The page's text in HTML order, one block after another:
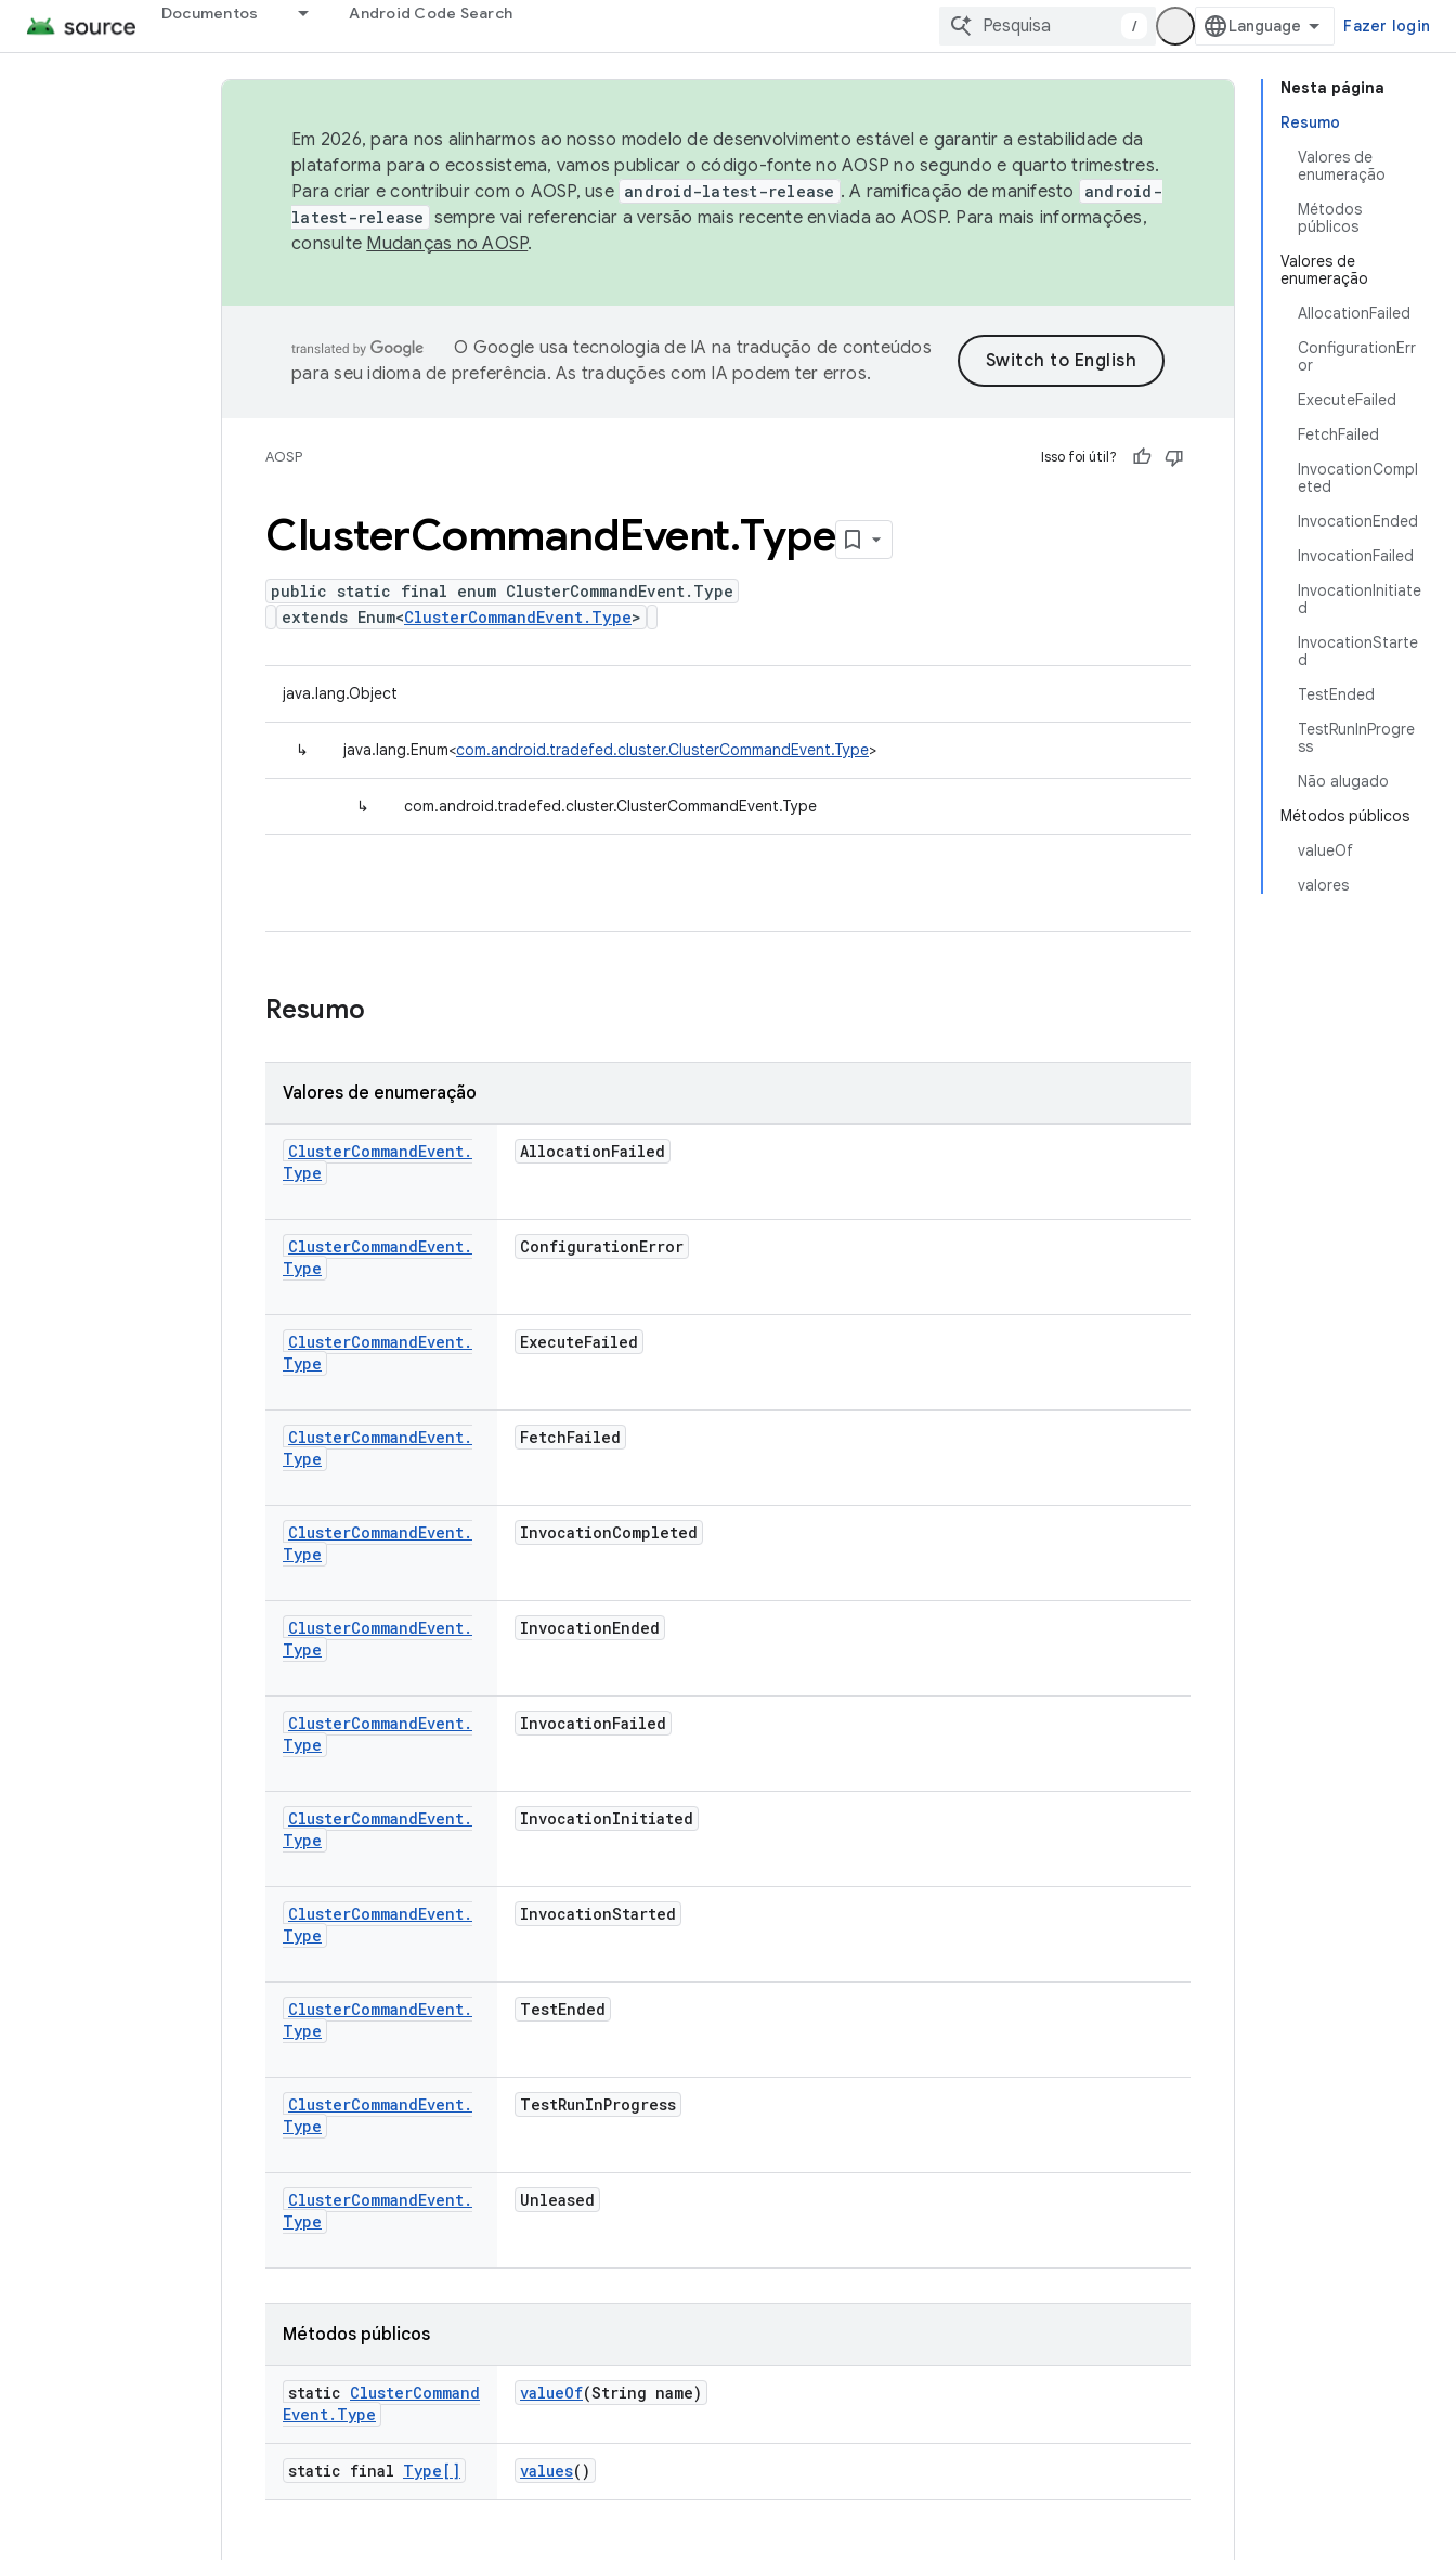
Documentos Android Code Search
/ Fazer login
Nesta página
Resumo
Valores de
enumeração
Métodos
públicos
Valores de
enumeração
AllocationFailed
ConfigurationErr
or
ExecuteFailed
FetchFailed
InvocationCompl
eted
InvocationEnded
InvocationFailed
InvocationInitiate
d
InvocationStarte
d
TestEnded
TestRunInProgre
ss
Não alugado
Métodos públicos
valueOf
valores
Em 2026, para nos alinharmos ao nosso modelo de desenvolvimento estável e garantir a estabilidade da
plataforma para o ecossistema, vamos publicar o código-fonte no AOSP no segundo e quarto trimestres.
Para criar e contribuir com o AOSP, use android-latest-release . A ramificação de manifesto
android-
latest-release sempre vai referenciar a versão mais recente enviada ao AOSP. Para mais informações,
consulte Mudanças no AOSP.
O Google usa tecnologia de IA na tradução de conteúdos
para seu idioma de preferência. As traduções com IA podem ter erros.
AOSP Isso foi útil?
ClusterCommandEvent.Type
public static final enum ClusterCommandEvent.Type
extends Enum<ClusterCommandEvent.Type>
java.lang.Object
↳ java.lang.Enum<com.android.tradefed.cluster.ClusterCommandEvent.Type>
↳ com.android.tradefed.cluster.ClusterCommandEvent.Type
Resumo
Valores de enumeração
ClusterCommandEvent.
Type
AllocationFailed
ClusterCommandEvent.
Type
ConfigurationError
ClusterCommandEvent.
Type
ExecuteFailed
ClusterCommandEvent.
Type
FetchFailed
ClusterCommandEvent.
Type
InvocationCompleted
ClusterCommandEvent.
Type
InvocationEnded
ClusterCommandEvent.
Type
InvocationFailed
ClusterCommandEvent.
Type
InvocationInitiated
ClusterCommandEvent.
Type
InvocationStarted
ClusterCommandEvent.
Type
TestEnded
ClusterCommandEvent.
Type
TestRunInProgress
ClusterCommandEvent.
Type
Unleased
Métodos públicos
static ClusterCommand
Event. Type
valueOf(String name)
static final Type[] values()